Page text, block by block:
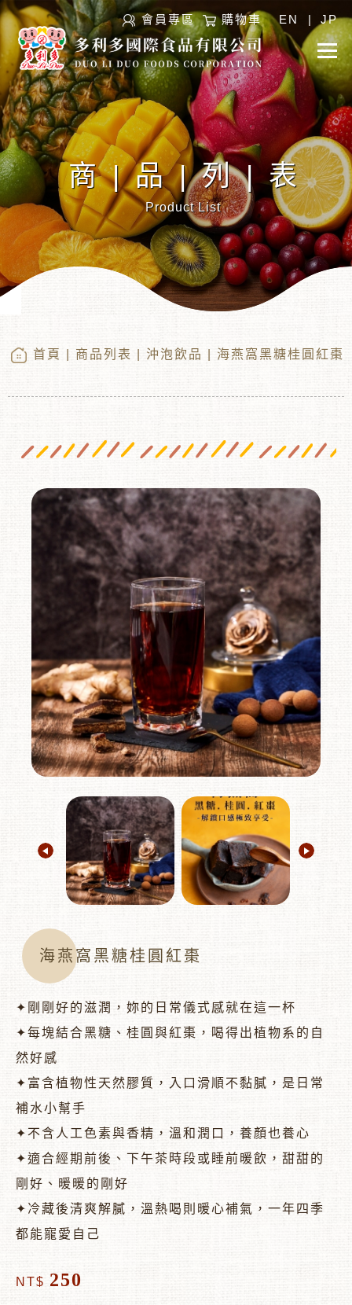
會員專區 購物車 EN JP
商|品|列|表
Product List
首頁 商品列表 沖泡飲品 | 海燕窩黑糖桂圓紅棗
海燕窩黑糖桂圓紅棗
✦剛剛好的滋潤，妳的日常儀式感就在這一杯
✦每塊結合黑糖、桂圓與紅棗，喝得出植物系的自
然好感
✦富含植物性天然膠質，入口滑順不黏膩，是日常
補水小幫手
✦不含人工色素與香精，溫和潤口，養顏也養心
✦適合經期前後、下午茶時段或睡前暖飲，甜甜的
剛好、暖暖的剛好
✦冷藏後清爽解膩，溫熱喝則暖心補氣，一年四季
都能寵愛自己
NT$ 250